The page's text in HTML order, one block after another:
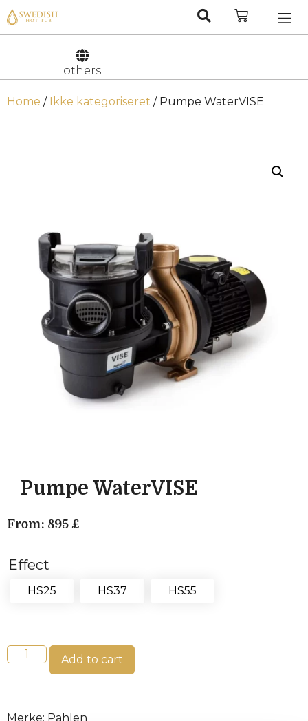
others
Home / Ikke kategoriseret / Pumpe WaterVISE
Pumpe WaterVISE
From: 895 £
Effect
HS25 HS37 HS55
Add to cart
Merke: Pahlen